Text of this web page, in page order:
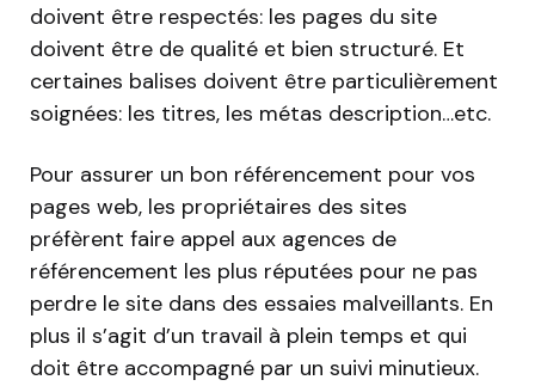
doivent être respectés: les pages du site
doivent être de qualité et bien structuré. Et
certaines balises doivent être particulièrement
soignées: les titres, les métas description…etc.
Pour assurer un bon référencement pour vos
pages web, les propriétaires des sites
préfèrent faire appel aux agences de
référencement les plus réputées pour ne pas
perdre le site dans des essaies malveillants. En
plus il s’agit d’un travail à plein temps et qui
doit être accompagné par un suivi minutieux.